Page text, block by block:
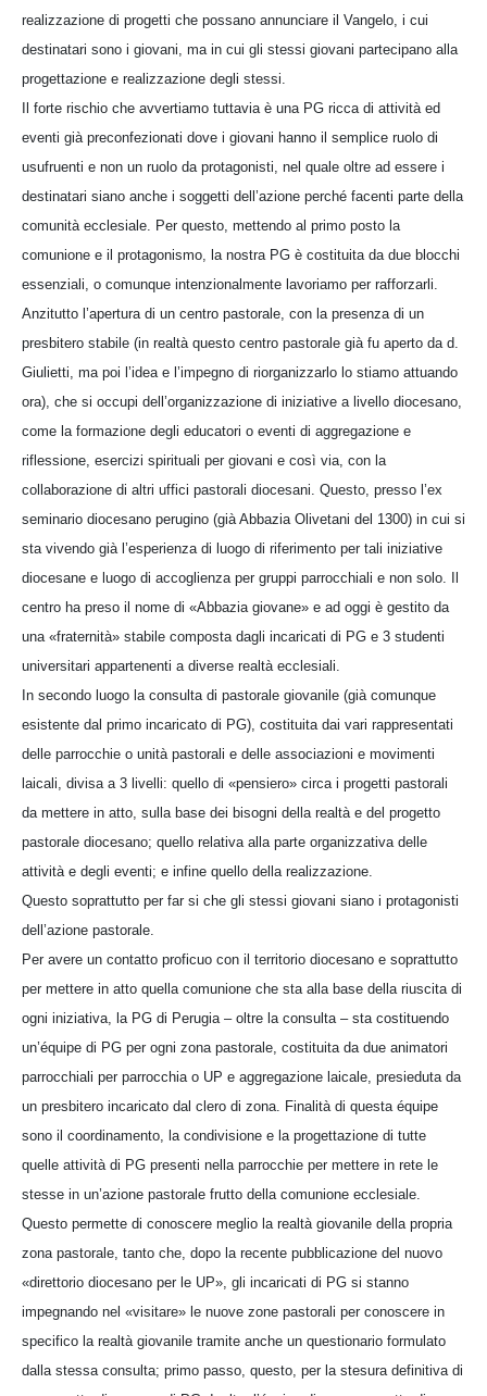
realizzazione di progetti che possano annunciare il Vangelo, i cui
destinatari sono i giovani, ma in cui gli stessi giovani partecipano alla
progettazione e realizzazione degli stessi.
Il forte rischio che avvertiamo tuttavia è una PG ricca di attività ed
eventi già preconfezionati dove i giovani hanno il semplice ruolo di
usufruenti e non un ruolo da protagonisti, nel quale oltre ad essere i
destinatari siano anche i soggetti dell’azione perché facenti parte della
comunità ecclesiale. Per questo, mettendo al primo posto la
comunione e il protagonismo, la nostra PG è costituita da due blocchi
essenziali, o comunque intenzionalmente lavoriamo per rafforzarli.
Anzitutto l’apertura di un centro pastorale, con la presenza di un
presbitero stabile (in realtà questo centro pastorale già fu aperto da d.
Giulietti, ma poi l’idea e l’impegno di riorganizzarlo lo stiamo attuando
ora), che si occupi dell’organizzazione di iniziative a livello diocesano,
come la formazione degli educatori o eventi di aggregazione e
riflessione, esercizi spirituali per giovani e così via, con la
collaborazione di altri uffici pastorali diocesani. Questo, presso l’ex
seminario diocesano perugino (già Abbazia Olivetani del 1300) in cui si
sta vivendo già l’esperienza di luogo di riferimento per tali iniziative
diocesane e luogo di accoglienza per gruppi parrocchiali e non solo. Il
centro ha preso il nome di «Abbazia giovane» e ad oggi è gestito da
una «fraternità» stabile composta dagli incaricati di PG e 3 studenti
universitari appartenenti a diverse realtà ecclesiali.
In secondo luogo la consulta di pastorale giovanile (già comunque
esistente dal primo incaricato di PG), costituita dai vari rappresentati
delle parrocchie o unità pastorali e delle associazioni e movimenti
laicali, divisa a 3 livelli: quello di «pensiero» circa i progetti pastorali
da mettere in atto, sulla base dei bisogni della realtà e del progetto
pastorale diocesano; quello relativa alla parte organizzativa delle
attività e degli eventi; e infine quello della realizzazione.
Questo soprattutto per far si che gli stessi giovani siano i protagonisti
dell’azione pastorale.
Per avere un contatto proficuo con il territorio diocesano e soprattutto
per mettere in atto quella comunione che sta alla base della riuscita di
ogni iniziativa, la PG di Perugia – oltre la consulta – sta costituendo
un’équipe di PG per ogni zona pastorale, costituita da due animatori
parrocchiali per parrocchia o UP e aggregazione laicale, presieduta da
un presbitero incaricato dal clero di zona. Finalità di questa équipe
sono il coordinamento, la condivisione e la progettazione di tutte
quelle attività di PG presenti nella parrocchie per mettere in rete le
stesse in un’azione pastorale frutto della comunione ecclesiale.
Questo permette di conoscere meglio la realtà giovanile della propria
zona pastorale, tanto che, dopo la recente pubblicazione del nuovo
«direttorio diocesano per le UP», gli incaricati di PG si stanno
impegnando nel «visitare» le nuove zone pastorali per conoscere in
specifico la realtà giovanile tramite anche un questionario formulato
dalla stessa consulta; primo passo, questo, per la stesura definitiva di